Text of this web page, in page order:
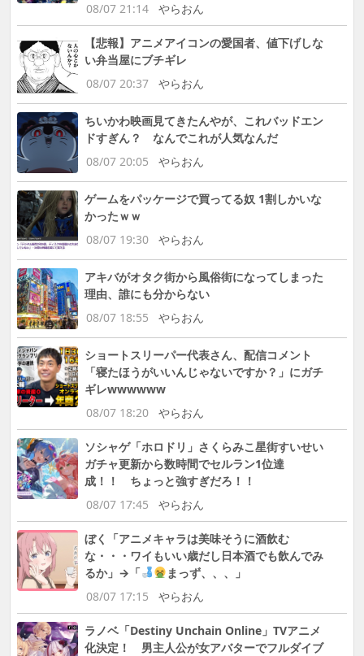
08/07 21:14
やらおん
【悲報】アニメアイコンの愛国者、値下げしな
い弁当屋にブチギレ
08/07 20:37
やらおん
ちいかわ映画見てきたんやが、これバッドエン
ドすぎん？ なんでこれが人気なんだ
08/07 20:05
やらおん
ゲームをパッケージで買ってる奴 1割しかいな
かったｗｗ
08/07 19:30
やらおん
アキバがオタク街から風俗街になってしまった
理由、誰にも分からない
08/07 18:55
やらおん
ショートスリーパー代表さん、配信コメント
「寝たほうがいいんじゃないですか？」にガチ
ギレwwwwww
08/07 18:20
やらおん
ソシャゲ「ホロドリ」さくらみこ星街すいせい
ガチャ更新から数時間でセルラン1位達
成！！ ちょっと強すぎだろ！！
08/07 17:45
やらおん
ぼく「アニメキャラは美味そうに酒飲む
な・・・ワイもいい歳だし日本酒でも飲んでみ
るか」→「
まっず、、、」
08/07 17:15
やらおん
ラノベ「Destiny Unchain Online」TVアニメ
化決定！ 男主人公が女アバターでフルダイブ